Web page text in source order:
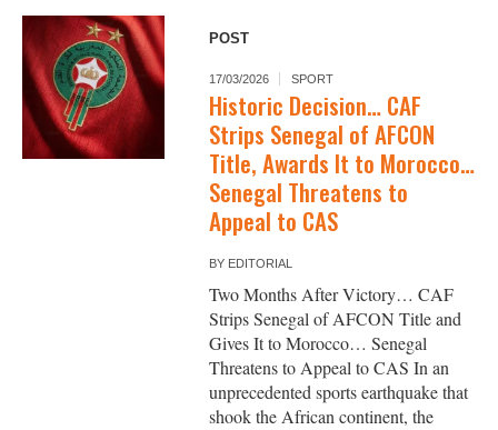
POST
17/03/2026 SPORT
Historic Decision… CAF
Strips Senegal of AFCON
Title, Awards It to Morocco…
Senegal Threatens to
Appeal to CAS
BY EDITORIAL
Two Months After Victory… CAF
Strips Senegal of AFCON Title and
Gives It to Morocco… Senegal
Threatens to Appeal to CAS In an
unprecedented sports earthquake that
shook the African continent, the